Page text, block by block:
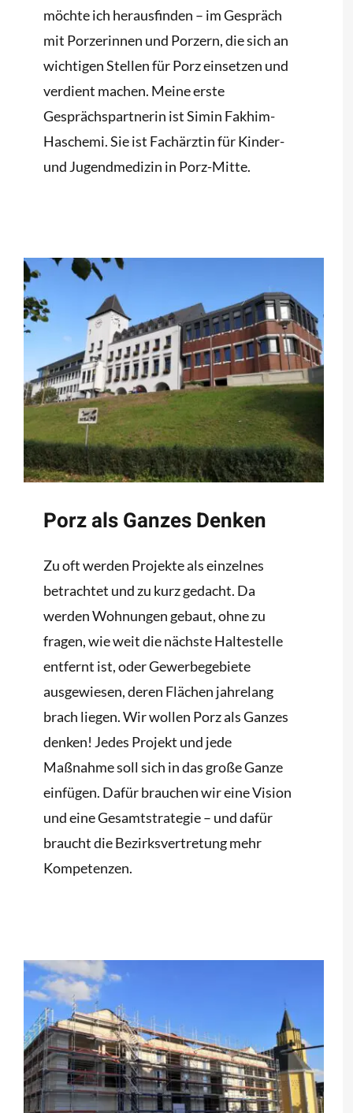
möchte ich herausfinden – im Gespräch
mit Porzerinnen und Porzern, die sich an
wichtigen Stellen für Porz einsetzen und
verdient machen. Meine erste
Gesprächspartnerin ist Simin Fakhim-
Haschemi. Sie ist Fachärztin für Kinder-
und Jugendmedizin in Porz-Mitte.
Porz als Ganzes Denken
Zu oft werden Projekte als einzelnes
betrachtet und zu kurz gedacht. Da
werden Wohnungen gebaut, ohne zu
fragen, wie weit die nächste Haltestelle
entfernt ist, oder Gewerbegebiete
ausgewiesen, deren Flächen jahrelang
brach liegen. Wir wollen Porz als Ganzes
denken! Jedes Projekt und jede
Maßnahme soll sich in das große Ganze
einfügen. Dafür brauchen wir eine Vision
und eine Gesamtstrategie – und dafür
braucht die Bezirksvertretung mehr
Kompetenzen.